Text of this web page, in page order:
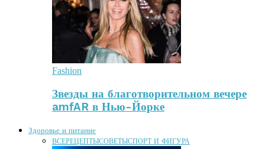
Fashion
Звезды на благотворительном вечере
amfAR в Нью-Йорке
Здоровье и питание
ВСЕРЕЦЕПТЫСОВЕТЫСПОРТ И ФИГУРА